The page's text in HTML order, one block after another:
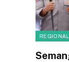
REGIONAL